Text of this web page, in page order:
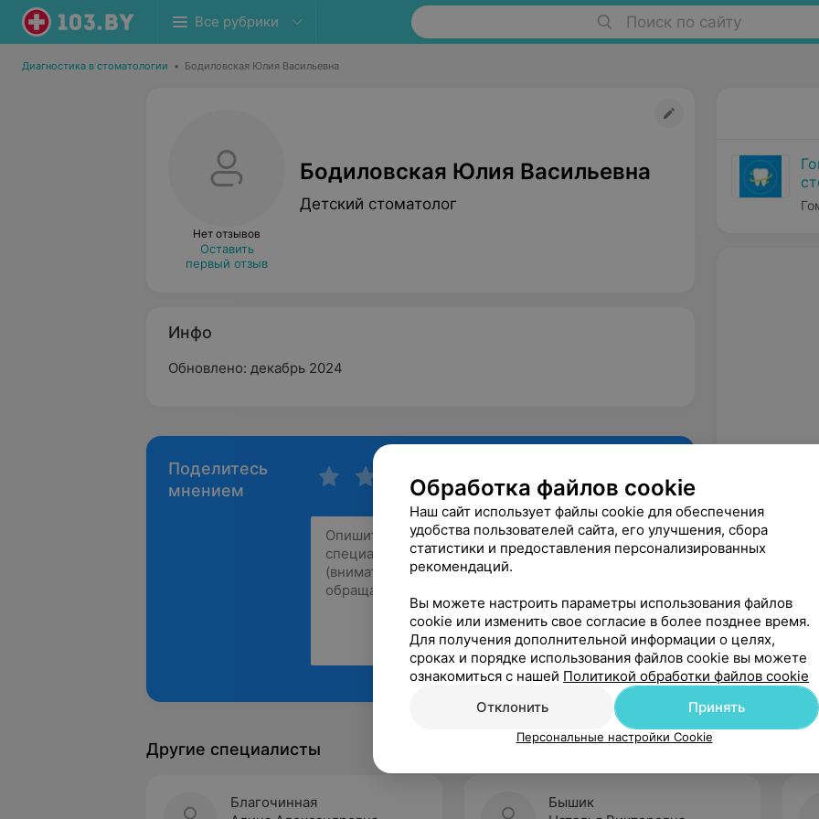
Все рубрики Поиск по сайту
Диагностика в стоматологии • Бодиловская Юлия Васильевна
Нет отзывов
Оставить
первый отзыв
Бодиловская Юлия Васильевна
Детский стоматолог
Инфо
Обновлено: декабрь 2024
Поделитесь
мнением
Рекомендую
Другие специалисты
Благочинная
Бышик
Обработка файлов cookie
Наш сайт использует файлы cookie для обеспечения
удобства пользователей сайта, его улучшения, сбора
статистики и предоставления персонализированных
рекомендаций.
Вы можете настроить параметры использования файлов
cookie или изменить свое согласие в более позднее время.
Для получения дополнительной информации о целях,
сроках и порядке использования файлов cookie вы можете
ознакомиться с нашей Политикой обработки файлов cookie
Отклонить
Принять
Персональные настройки Cookie